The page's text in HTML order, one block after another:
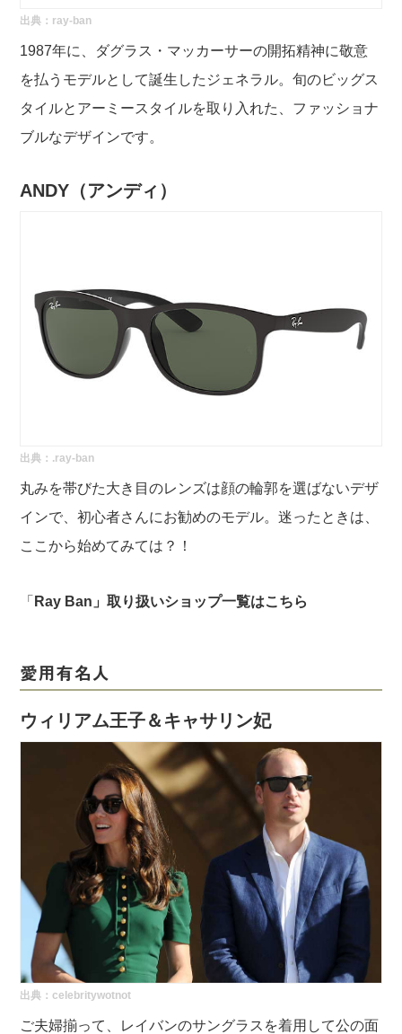
出典： ray-ban
1987年に、ダグラス・マッカーサーの開拓精神に敬意
を払うモデルとして誕生したジェネラル。旬のビッグス
タイルとアーミースタイルを取り入れた、ファッショナ
ブルなデザインです。
ANDY（アンディ）
出典： .ray-ban
丸みを帯びた大き目のレンズは顔の輪郭を選ばないデザ
インで、初心者さんにお勧めのモデル。迷ったときは、
ここから始めてみては？！
「 Ray Ban」取り扱いショップ一覧はこちら
愛用有名人
ウィリアム王子＆キャサリン妃
出典：celebritywotnot
ご夫婦揃って、レイバンのサングラスを着用して公の面